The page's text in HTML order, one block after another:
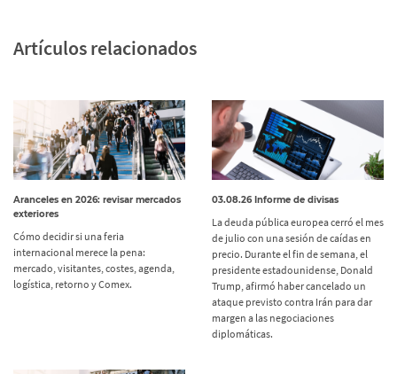
Artículos relacionados
Aranceles en 2026: revisar mercados
exteriores
Cómo decidir si una feria
internacional merece la pena:
mercado, visitantes, costes, agenda,
logística, retorno y Comex.
03.08.26 Informe de divisas
La deuda pública europea cerró el mes
de julio con una sesión de caídas en
precio. Durante el fin de semana, el
presidente estadounidense, Donald
Trump, afirmó haber cancelado un
ataque previsto contra Irán para dar
margen a las negociaciones
diplomáticas.